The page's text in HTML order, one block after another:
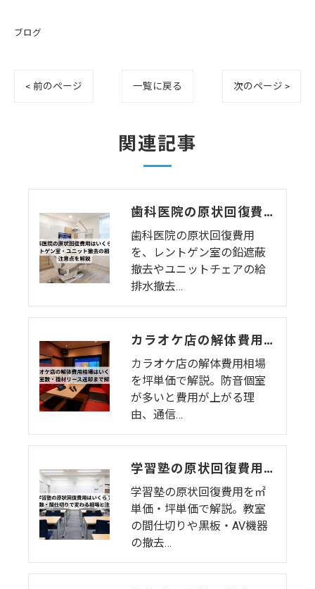
ブログ
< 前のページ 一覧に戻る 次のページ >
関連記事
歯科医院の原状回復費用はいくら？レントゲン室・ユニット撤去の相場と注意点を解説
歯科医院の原状回復費用
を、レントゲン室の鉛遮蔽
撤去やユニットチェアの給
排水撤去…
カラオケ店の解体費用相場はいくら？個室数・機材リース返却まで解説
カラオケ店の解体費用相場
を坪単価で解説。防音個室
が多いと費用が上がる理
由、通信…
学習塾の原状回復費用はいくら？教室数・間仕切りで変わる相場と注意点
学習塾の原状回復費用を㎡
単価・坪単価で解説。教室
の間仕切りや黒板・AV機器
の撤去…